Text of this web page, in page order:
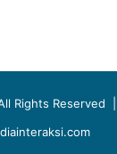
Rights Reserved |